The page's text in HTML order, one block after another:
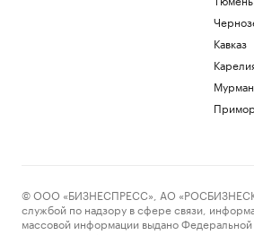
Кавказ
© ООО «БИЗНЕСПРЕСС», АО
службой по надзору в сфере связи,
массовой информации выдано